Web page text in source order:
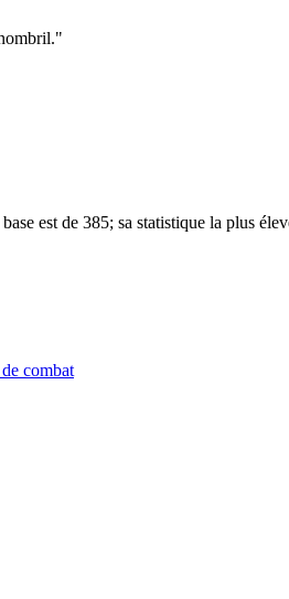
"
est de 385; sa statistique la plus
combat